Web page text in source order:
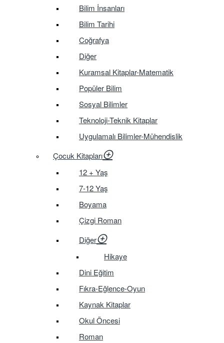
Bilim İnsanları
Bilim Tarihi
Coğrafya
Diğer
Kuramsal Kitaplar-Matematik
Popüler Bilim
Sosyal Bilimler
Teknoloji-Teknik Kitaplar
Uygulamalı Bilimler-Mühendislik
Çocuk Kitapları
12 + Yaş
7-12 Yaş
Boyama
Çizgi Roman
Diğer
Hikaye
Dini Eğitim
Fıkra-Eğlence-Oyun
Kaynak Kitaplar
Okul Öncesi
Roman